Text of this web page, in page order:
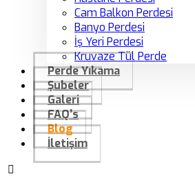
Cam Balkon Perdesi
Banyo Perdesi
İş Yeri Perdesi
Kruvaze Tül Perde
Perde Yıkama
Şubeler
Galeri
FAQ’s
Blog
İletişim